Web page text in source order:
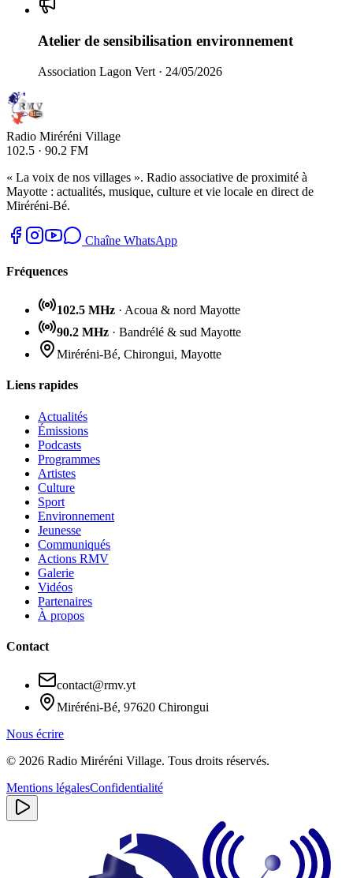
Atelier de sensibilisation environnement
Association Lagon Vert · 24/05/2026
Radio Miréréni Village
102.5 · 90.2 FM
« La voix de nos villages ». Radio associative de proximité à
Mayotte : actualités, musique, culture et vie locale en direct de
Miréréni-Bé.
Chaîne WhatsApp
Fréquences
102.5 MHz · Acoua & nord Mayotte
90.2 MHz · Bandrélé & sud Mayotte
Miréréni-Bé, Chirongui, Mayotte
Liens rapides
Actualités
Émissions
Podcasts
Programmes
Artistes
Culture
Sport
Environnement
Jeunesse
Communiqués
Actions RMV
Galerie
Vidéos
Partenaires
À propos
Contact
contact@rmv.yt
Miréréni-Bé, 97620 Chirongui
Nous écrire
© 2026 Radio Miréréni Village. Tous droits réservés.
Mentions légalesConfidentialité